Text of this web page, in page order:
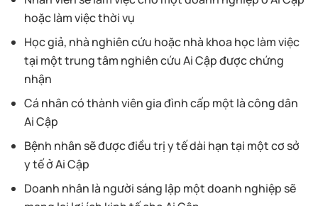
hoặc làm việc thời vụ
Học giả, nhà nghiên cứu hoặc nhà khoa học làm việc
tại một trung tâm nghiên cứu Ai Cập được chứng
nhận
Cá nhân có thành viên gia đình cấp một là công dân
Ai Cập
Bệnh nhân sẽ được điều trị y tế dài hạn tại một cơ sở
y tế ở Ai Cập
Doanh nhân là người sáng lập một doanh nghiệp sẽ